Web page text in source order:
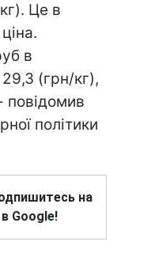
Це в
в
(грн/кг),
повідомив
політики
на
Google!